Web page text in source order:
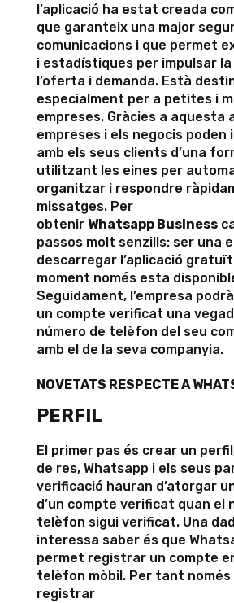
l’aplicació ha estat creada
que garanteix una major
comunicacions i que permet
i estadístiques per impulsar
l’oferta i demanda. Està
especialment per a petites i
empreses. Gràcies a aquesta
empreses i els negocis
amb els seus clients d’una
utilitzant les eines per
organitzar i respondre
missatges. Per
obtenir Whatsapp Business
passos molt senzills: ser una
descarregar l’aplicació
moment només esta
Seguidament, l’empresa
un compte verificat una
número de telèfon del seu
amb el de la seva companyia.
NOVETATS RESPECTE A
PERFIL
El primer pas és crear un
de res, Whatsapp i els seus
verificació hauran d’atorgar
d’un compte verificat quan el
telèfon sigui verificat. Una
interessa saber és que
permet registrar un compte
telèfon mòbil. Per tant només
registrar